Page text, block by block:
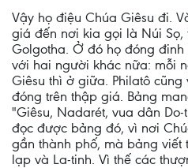
Vậy họ điệu Chúa Giêsu đi.
giá đến nơi kia gọi là Núi Sọ,
Golgotha. Ở đó họ đóng
với hai người khác nữa: mỗi
Giêsu thì ở giữa. Philatô
đóng trên thập giá. Bảng
"Giêsu, Nadarét, vua dân
đọc được bảng đó, vì nơi
gần thành phố, mà bảng viết
lạp và La-tinh. Vì thế các